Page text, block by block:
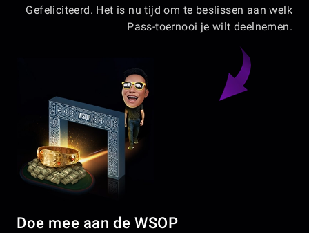
Gefeliciteerd. Het is nu tijd om te beslissen aan welk
Pass-toernooi je wilt deelnemen.
Doe mee aan de WSOP